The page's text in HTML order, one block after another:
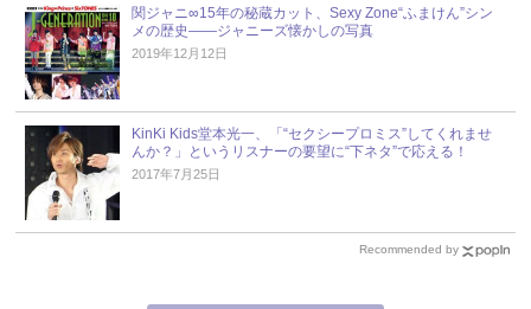
関ジャニ∞15年の秘蔵カット、Sexy Zone“ふまけん”シン
メの歴史――ジャニーズ懐かしの写真
2019年12月12日
KinKi Kids堂本光一、「“セクシープロミス”してくれませ
んか？」というリスナーの要望に“下ネタ”で応える！
2017年7月25日
Recommended by